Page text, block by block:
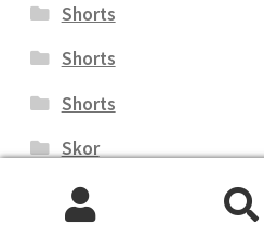
Shorts
Shorts
Shorts
Skor
Skor